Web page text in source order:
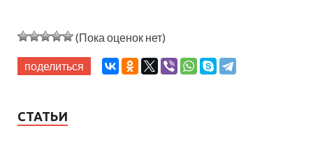
(Пока оценок нет)
поделиться
СТАТЬИ